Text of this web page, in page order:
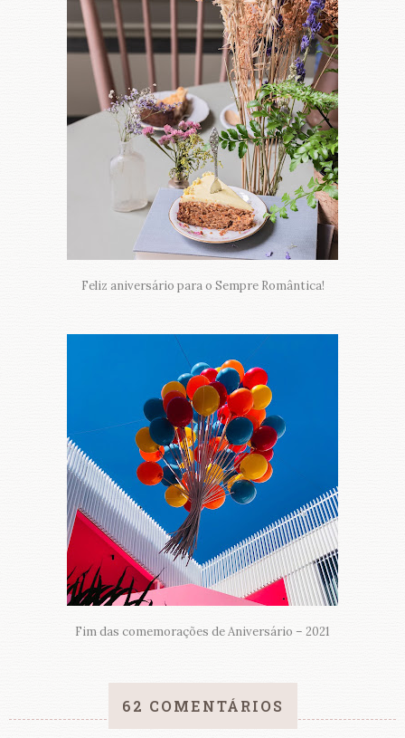
Feliz aniversário para o Sempre Romântica!
Fim das comemorações de Aniversário – 2021
62 COMENTÁRIOS